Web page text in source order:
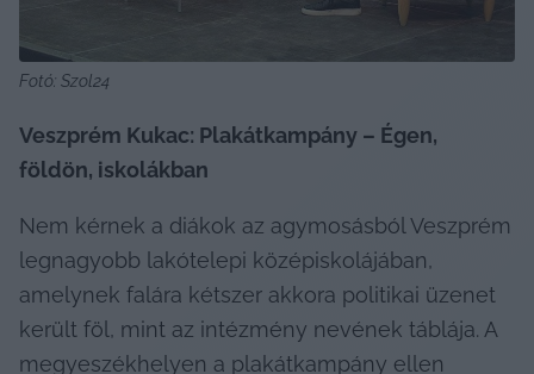
Fotó: Szol24
Veszprém Kukac: Plakátkampány – Égen,
földön, iskolákban
Nem kérnek a diákok az agymosásból Veszprém
legnagyobb lakótelepi középiskolájában,
amelynek falára kétszer akkora politikai üzenet
került föl, mint az intézmény nevének táblája. A
megyeszékhelyen a plakátkampány ellen